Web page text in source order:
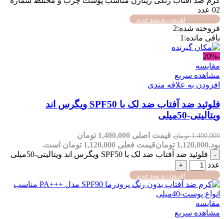
02 عدد
افزودن به سبد خرید
فروخته شده:2
باقی مانده:1
-20%
مقایسه
مشاهده سریع
افزودن به علاقه مندی
فلوئید ضد آفتاب ضد لک با SPF50 ویگرس اند
ویتالیتی-50میلی
1,400,000 تومان
قیمت اصلی 1,400,000 تومان
بود.1,120,000 تومانقیمت فعلی 1,120,000 تومان است.
فلوئید ضد آفتاب ضد لک با SPF50 ویگرس اند ویتالیتی-50میلی
عدد
افزودن به سبد خرید
مقایسه
مشاهده سریع